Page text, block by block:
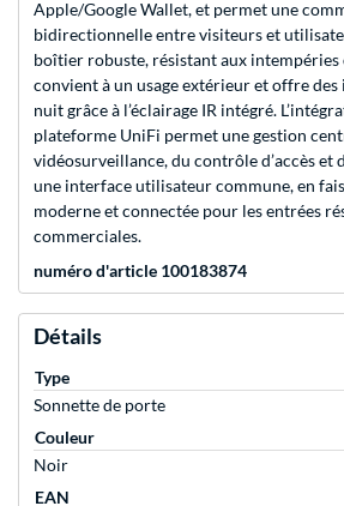
Apple/Google Wallet, et permet une
bidirectionnelle entre visiteurs et
boîtier robuste, résistant aux intempéries
convient à un usage extérieur et offre
nuit grâce à l’éclairage IR intégré.
plateforme UniFi permet une gestion
vidéosurveillance, du contrôle d’accès et
une interface utilisateur commune, en
moderne et connectée pour les entrées
commerciales.
numéro d'article 100183874
Détails
Type
Sonnette de porte
Couleur
Noir
EAN